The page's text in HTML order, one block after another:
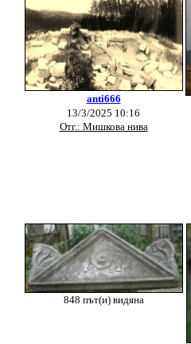
anti666
13/3/2025 10:16
Отг.: Мишкова нива
848 път(и) видяна